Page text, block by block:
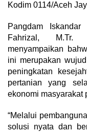
Kodim 0114/Aceh
Pangdam
Fahrizal, M.Tr.
menyampaikan
ini merupakan
peningkatan
pertanian yang
ekonomi masyarakat
“Melalui
solusi nyata dan